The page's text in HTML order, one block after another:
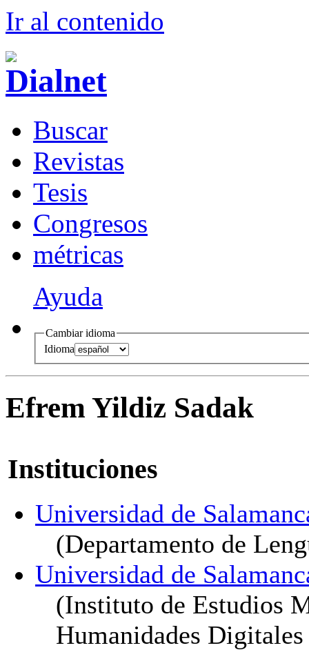
Ir al contenido
Buscar
Revistas
Tesis
Congresos
métricas
Ayuda
Cambiar idioma
Idioma
Efrem Yildiz Sadak
Instituciones
Universidad de
(Departamento de
Universidad de
(Instituto de Estudios
Humanidades